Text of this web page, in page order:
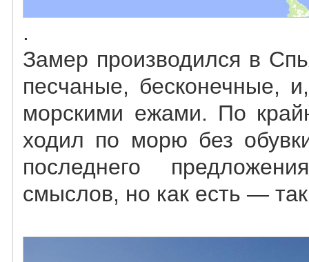
.
Замер производился в
песчаные, бесконечные,
морскими ежами. По
ходил по морю без
последнего
смыслов, но как есть —